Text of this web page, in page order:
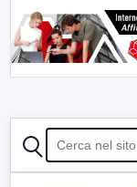
CERCA